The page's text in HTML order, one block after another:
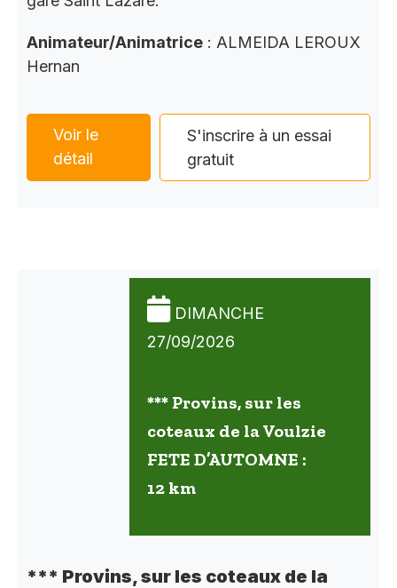
Animateur/Animatrice : ALMEIDA LEROUX
Hernan
Voir le
détail
S'inscrire à un essai
gratuit
DIMANCHE
27/09/2026
*** Provins, sur les
coteaux de la Voulzie
FETE D’AUTOMNE :
12 km
*** Provins, sur les coteaux de la